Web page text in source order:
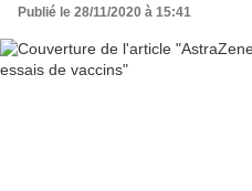
Publié le 28/11/2020 à 15:41